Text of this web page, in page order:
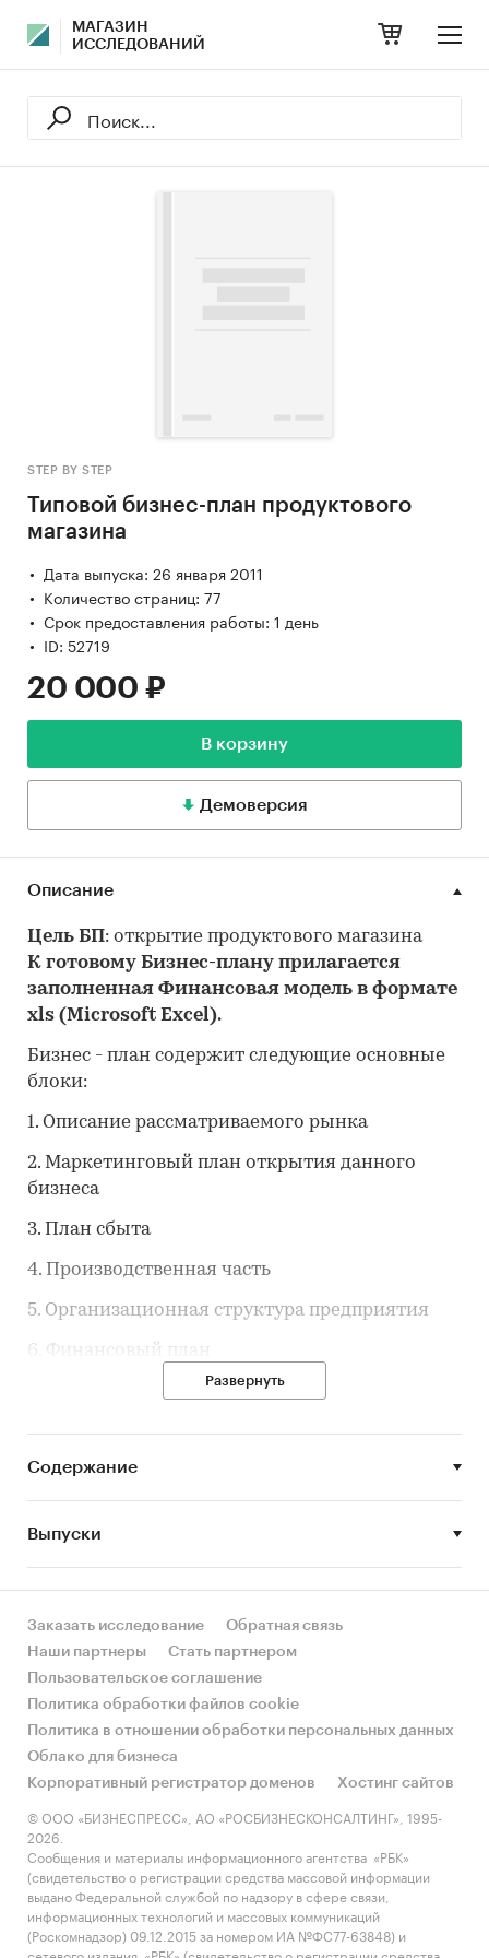
МАГАЗИН
ИССЛЕДОВАНИЙ
STEP BY STEP
Типовой бизнес-план продуктового
магазина
Дата выпуска: 26 января 2011
Количество страниц: 77
Срок предоставления работы: 1 день
ID: 52719
20 000 ₽
В корзину
Демоверсия
Описание
Цель БП: открытие продуктового магазина
К готовому Бизнес-плану прилагается
заполненная Финансовая модель в формате
xls (Microsoft Excel).
Бизнес - план содержит следующие основные
блоки:
1. Описание рассматриваемого рынка
2. Маркетинговый план открытия данного
бизнеса
3. План сбыта
4. Производственная часть
5. Организационная структура предприятия
6. Финансовый план
7. Нормативная база
Предлагаемый бизнес-план может являться
основой для написания бизнес-плана для
Excel).
Суть проекта
Создание продовольственного магазина
самообслуживания формата «магазин у дома».
Необходимая общая площадь магазина- 420
кв. м.
Время работы магазина- 16 часов в день (с 8
утра до 12 вечера)
Долгосрочные и краткосрочные цели
проекта
Краткосрочные цели проекта:создание
магазина, удовлетворяющего потребности
Развернуть
Содержание
Выпуски
Заказать исследование
Обратная связь
Наши партнеры
Стать партнером
Пользовательское соглашение
Политика обработки файлов cookie
Политика в отношении обработки персональных данных
Облако для бизнеса
Корпоративный регистратор доменов
Хостинг сайтов
© ООО «БИЗНЕСПРЕСС», АО «РОСБИЗНЕСКОНСАЛТИНГ», 1995-
2026.
Сообщения и материалы информационного агентства «РБК»
(свидетельство о регистрации средства массовой информации
выдано Федеральной службой по надзору в сфере связи,
информационных технологий и массовых коммуникаций
(Роскомнадзор) 09.12.2015 за номером ИА №ФС77-63848) и